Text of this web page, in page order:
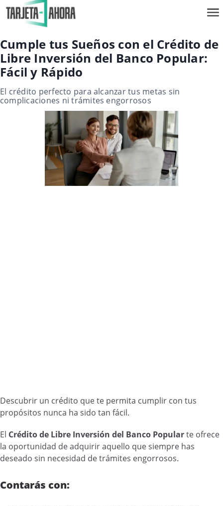
Cumple tus Sueños con el Crédito de
Libre Inversión del Banco Popular:
Fácil y Rápido
El crédito perfecto para alcanzar tus metas sin
complicaciones ni trámites engorrosos
Descubrir un crédito que te permita cumplir con tus
propósitos nunca ha sido tan fácil.
El Crédito de Libre Inversión del Banco Popularte ofrece
la oportunidad de adquirir aquello que siempre has
deseado sin necesidad de trámites engorrosos.
Contarás con: